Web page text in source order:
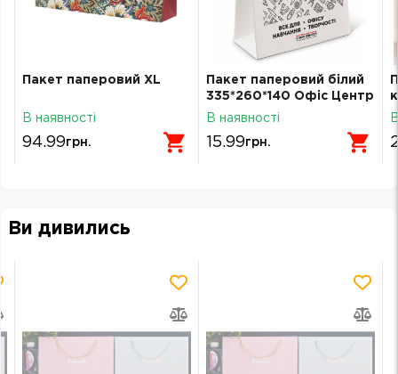
Пакет паперовий XL
В наявності
94.99грн.
Пакет паперовий білий
335*260*140 Офіс Центр
В наявності
15.99грн.
Ви дивились